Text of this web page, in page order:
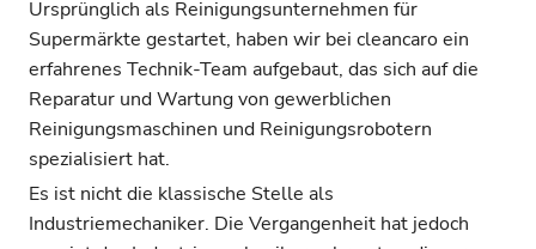
Ursprünglich als Reinigungsunternehmen für
Supermärkte gestartet, haben wir bei cleancaro ein
erfahrenes Technik-Team aufgebaut, das sich auf die
Reparatur und Wartung von gewerblichen
Reinigungsmaschinen und Reinigungsrobotern
spezialisiert hat.
Es ist nicht die klassische Stelle als
Industriemechaniker. Die Vergangenheit hat jedoch